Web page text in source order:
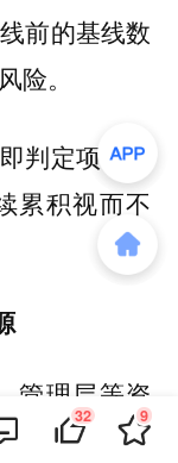
前的基线数
险。
判定项目成
累积视而不
管理层等资
32 9